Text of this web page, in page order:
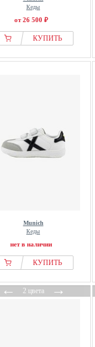
Кеды
от 26 500 ₽
КУПИТЬ
Munich
Кеды
нет в наличии
КУПИТЬ
←2 цвета→